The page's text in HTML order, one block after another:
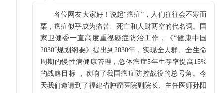
各位网友大家好！说起“癌症”，人们往往会不寒而
栗，癌症似乎成为痛苦、死亡和人财两空的代名词。国
家卫健委一直高度重视癌症防治工作，《“健康中国
2030”规划纲要》提出到2030年，实现全人群、全生命
周期的慢性病健康管理，总体癌症5年生存率提高15%
的战略目标 ，吹响了我国癌症防控战役的总号角。今
天我们邀请到了福建省肿瘤医院副院长、主任医师孙阳